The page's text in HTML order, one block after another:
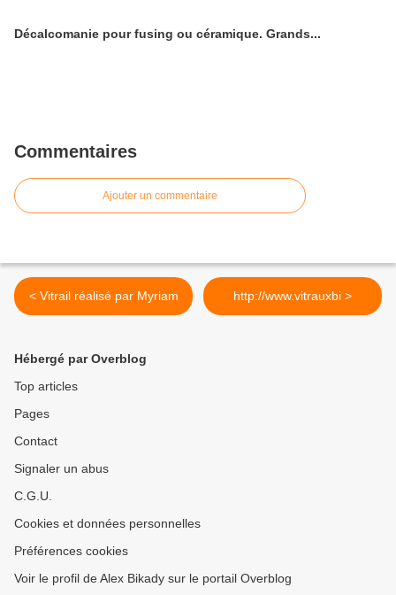
Décalcomanie pour fusing ou céramique. Grands...
Commentaires
Ajouter un commentaire
< Vitrail réalisé par Myriam http://www.vitrauxbi >
Hébergé par Overblog
Top articles
Pages
Contact
Signaler un abus
C.G.U.
Cookies et données personnelles
Préférences cookies
Voir le profil de Alex Bikady sur le portail Overblog